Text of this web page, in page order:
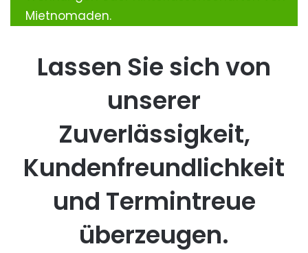
Mietnomaden.
Lassen Sie sich von
unserer
Zuverlässigkeit,
Kundenfreundlichkeit
und Termintreue
überzeugen.